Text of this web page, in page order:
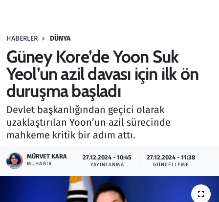
HABERLER DÜNYA
Güney Kore’de Yoon Suk
Yeol’un azil davası için ilk ön
duruşma başladı
Devlet başkanlığından geçici olarak
uzaklaştırılan Yoon’un azil sürecinde
mahkeme kritik bir adım attı.
MÜRVET KARA
MUHABIR
27.12.2024 - 10:45
YAYINLANMA
27.12.2024 - 11:38
GÜNCELLEME
Haber
Kültür Sanat
Kurumsal Haberler
Lezzet Durağı
Memur ve Kamu
Otomobil